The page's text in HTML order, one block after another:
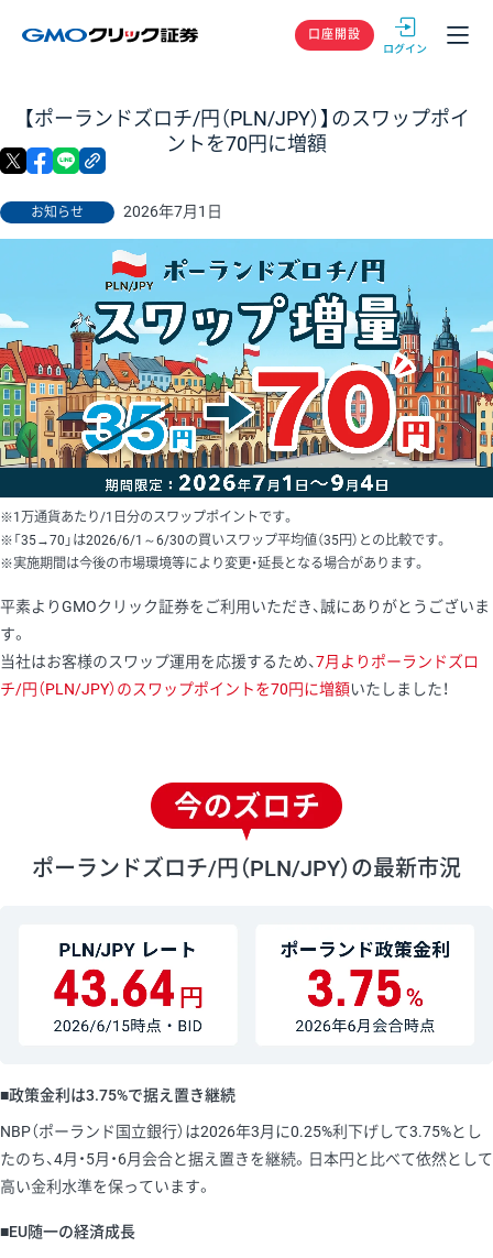
GMOクリック
口座開設
【ポーランドズロチ/円（PLN/JPY）】のスワップポイ
ントを70円に増額
お知らせ 2026年7月1日
X facebook
※1万通貨あたり/1日分のスワップポイントです。
※「35→70」は2026/6/1～6/30の買いスワップ平均値（35円）との比較です。
※実施期間は今後の市場環境等により変更・延長となる場合があります。
平素よりGMOクリック証券をご利用いただき、誠にありがとうございま
す。
当社はお客様のスワップ運用を応援するため、7月よりポーランドズロ
チ/円（PLN/JPY）のスワップポイントを70円に増額いたしました！
ポーランドズロチ/円（PLN/JPY）の最新市況
■政策金利は3.75%で据え置き継続
NBP（ポーランド国立銀行）は2026年3月に0.25%利下げして3.75%とし
たのち、4月・5月・6月会合と据え置きを継続。日本円と比べて依然として
高い金利水準を保っています。
■EU随一の経済成長